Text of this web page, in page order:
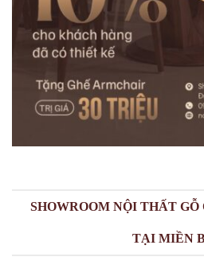
SHOWROOM NỘI THẤT
TẠI MIỀN